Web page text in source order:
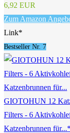
6,92 EUR
Zum Amazon
Link*
Bestseller Nr. 7
GIOTOHUN 12
Filters - 6
Katzenbrunnen für...*